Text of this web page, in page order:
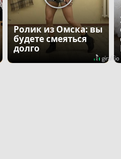
Ролик из Омска: вы
будете смеяться
долго